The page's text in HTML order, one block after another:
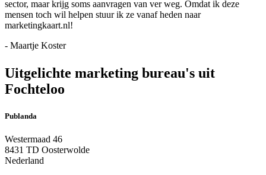
sector, maar krijg soms aanvragen van ver weg. Omdat ik deze
mensen toch wil helpen stuur ik ze vanaf heden naar
marketingkaart.nl!
- Maartje Koster
Uitgelichte marketing bureau's uit
Fochteloo
Publanda
Westermaad 46
8431 TD Oosterwolde
Nederland